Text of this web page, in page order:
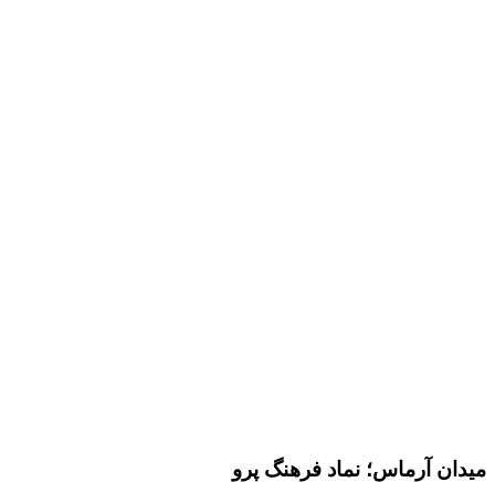
میدان آرماس؛ نماد فرهنگ پرو